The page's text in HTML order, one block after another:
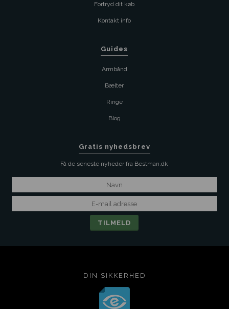
Fortryd dit køb
Kontakt info
Guides
Armbånd
Bælter
Ringe
Blog
Gratis nyhedsbrev
Få de seneste nyheder fra Bestman.dk
DIN SIKKERHED